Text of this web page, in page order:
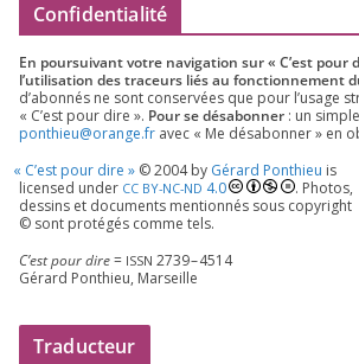
Confidentialité
En pour­sui­vant votre navi­ga­tion sur « C’est pour
l’utilisation des tra­ceurs liés au fonc­tion­ne­ment
d’a­bon­nés ne sont conser­vées que pour l’u­sage
« C’est pour dire ». Pour se désa­bon­ner : un
ponthieu@​orange.​fr avec « Me désa­bon­ner » en
« C’est pour dire » ©2004by Gérard Ponthieu is
licen­sed under CC BY-NC-ND 4.0
. Photos,
des­sins et docu­ments men­tion­nés sous copy­right
© sont pro­té­gés comme tels.
C’est pour dire= ISSN 2739–4514
Gérard Ponthieu, Marseille
Traducteur